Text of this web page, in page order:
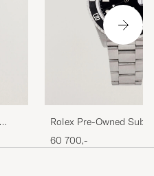
Rolex Pre-Owned
Date
60 700,-